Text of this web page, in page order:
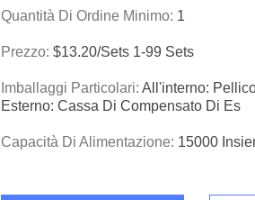
Quantità Di Ordine Minimo: 1
Prezzo: $13.20/sets 1-99 Sets
Imballaggi Particolari: All'interno:
Esterno: Cassa Di Compensato Di Es
Capacità Di Alimentazione: 15000